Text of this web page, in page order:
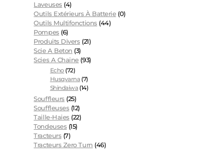
Laveuses (4)
Outils Extérieurs À Batterie (0)
Outils Multifonctions (44)
Pompes (6)
Produits Divers (21)
Scie A Beton (3)
Scies A Chaine (93)
Echo (72)
Husqvarna (7)
Shindaiwa (14)
Souffleurs (25)
Souffleuses (12)
Taille-Haies (22)
Tondeuses (15)
Tracteurs (7)
Tracteurs Zero Turn (46)